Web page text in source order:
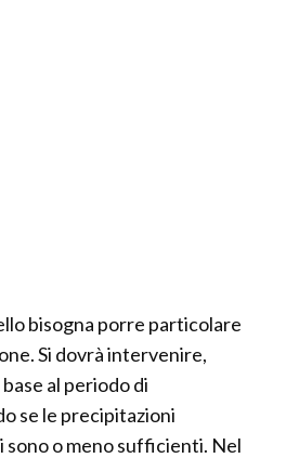
bisogna porre particolare
Si dovrà intervenire,
al periodo di
se le precipitazioni
o meno sufficienti. Nel